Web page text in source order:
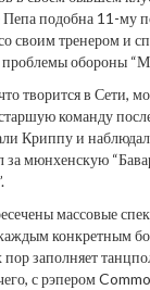
Пепа подобна 11-
своим тренером и
обороны
творится в Сети,
команду после
Криппу и
мюнхенскую
массовые
заполняет
с рэпером